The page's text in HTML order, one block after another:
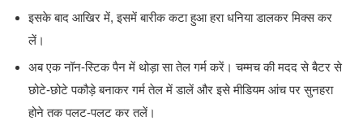
इसके बाद आखिर में, इसमें बारीक कटा हुआ हरा धनिया डालकर मिक्स कर
लें।
अब एक नॉन-स्टिक पैन में थोड़ा सा तेल गर्म करें। चम्मच की मदद से बैटर से
छोटे-छोटे पकौड़े बनाकर गर्म तेल में डालें और इसे मीडियम आंच पर सुनहरा
होने तक पलट-पलट कर तलें।